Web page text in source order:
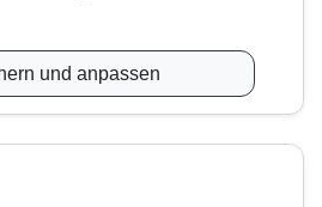
und anpassen